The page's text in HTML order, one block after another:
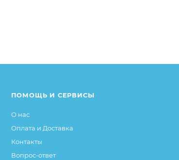
ПОМОЩЬ И СЕРВИСЫ
О нас
Оплата и Доставка
Контакты
Вопрос-ответ